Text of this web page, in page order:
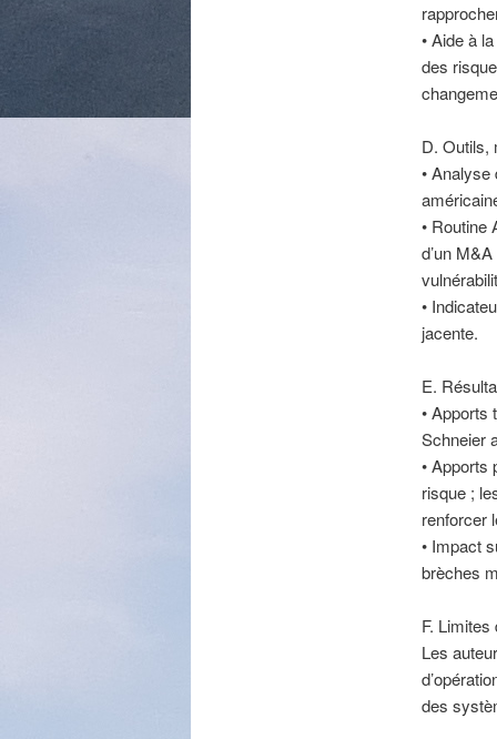
• Aide à
des
D. Outils,
•
• Routine
d’un
•
jacente.
E.
• Apports
Schneier
• Apports
risque ;
renforcer
• Impact
brèches
F. Limites
Les
des